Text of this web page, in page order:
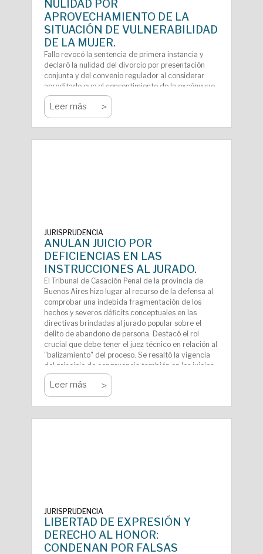
NULIDAD POR
APROVECHAMIENTO DE LA
SITUACIÓN DE VULNERABILIDAD
DE LA MUJER.
Fallo revocó la sentencia de primera instancia y
declaró la nulidad del divorcio por presentación
conjunta y del convenio regulador al considerar
acreditado que el consentimiento de la excónyuge
estuvo viciado por lesión. El tribunal entendió que el
exesposo se aprovechó de la situación de
vulnerabilidad física y psíquica de la mujer para
obtener una ventaja patrimonial manifiestamente
desproporcionada, en un contexto agravado por la
Leer más >
JURISPRUDENCIA
ANULAN JUICIO POR
DEFICIENCIAS EN LAS
INSTRUCCIONES AL JURADO.
El Tribunal de Casación Penal de la provincia de
Buenos Aires hizo lugar al recurso de la defensa al
comprobar una indebida fragmentación de los
hechos y severos déficits conceptuales en las
directivas brindadas al jurado popular sobre el
delito de abandono de persona. Destacó el rol
crucial que debe tener el juez técnico en relación al
"balizamiento" del proceso. Se resaltó la vigencia
del principio de congruencia también en los juicios
por jurados. Por lo tanto, se ordena realizar un
nuevo debate.
Leer más >
JURISPRUDENCIA
LIBERTAD DE EXPRESIÓN Y
DERECHO AL HONOR:
CONDENAN POR FALSAS